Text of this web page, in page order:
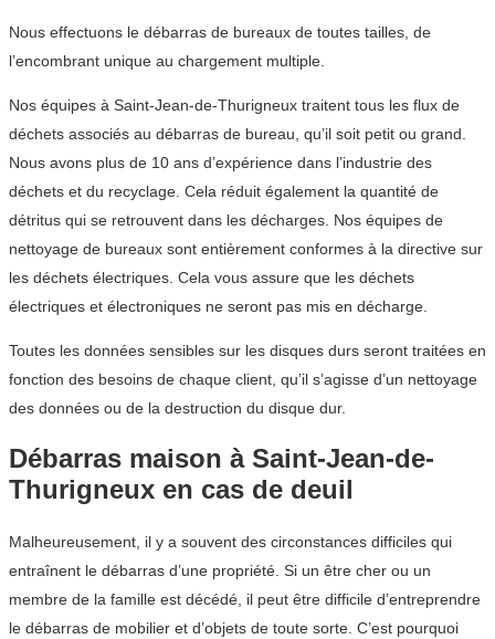
Nous effectuons le débarras de bureaux de toutes tailles, de
l’encombrant unique au chargement multiple.
Nos équipes à Saint-Jean-de-Thurigneux traitent tous les flux de
déchets associés au débarras de bureau, qu’il soit petit ou grand.
Nous avons plus de 10 ans d’expérience dans l’industrie des
déchets et du recyclage. Cela réduit également la quantité de
détritus qui se retrouvent dans les décharges. Nos équipes de
nettoyage de bureaux sont entièrement conformes à la directive sur
les déchets électriques. Cela vous assure que les déchets
électriques et électroniques ne seront pas mis en décharge.
Toutes les données sensibles sur les disques durs seront traitées en
fonction des besoins de chaque client, qu’il s’agisse d’un nettoyage
des données ou de la destruction du disque dur.
Débarras maison à Saint-Jean-de-
Thurigneux en cas de deuil
Malheureusement, il y a souvent des circonstances difficiles qui
entraînent le débarras d’une propriété. Si un être cher ou un
membre de la famille est décédé, il peut être difficile d’entreprendre
le débarras de mobilier et d’objets de toute sorte. C’est pourquoi